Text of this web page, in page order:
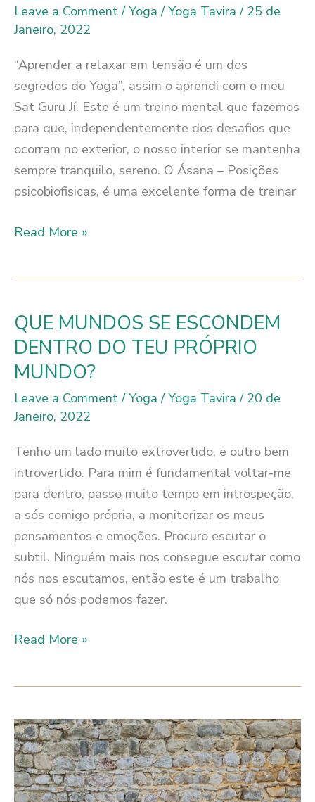
Leave a Comment /Yoga /Yoga Tavira/ 25 de
Janeiro, 2022
“Aprender a relaxar em tensão é um dos
segredos do Yoga”, assim o aprendi com o meu
Sat Guru Jí. Este é um treino mental que fazemos
para que, independentemente dos desafios que
ocorram no exterior, o nosso interior se mantenha
sempre tranquilo, sereno. O Ásana – Posições
psicobiofisicas, é uma excelente forma de treinar
APRENDER
TENSÃO
Read More »
QUE MUNDOS SE ESCONDEM
DENTRO DO TEU PRÓPRIO
MUNDO?
Leave a Comment /Yoga /Yoga Tavira / 20 de
Janeiro, 2022
Tenho um lado muito extrovertido, e outro bem
introvertido. Para mim é fundamental voltar-me
para dentro, passo muito tempo em introspeção,
a sós comigo própria, a monitorizar os meus
pensamentos e emoções. Procuro escutar o
subtil. Ninguém mais nos consegue escutar como
nós nos escutamos, então este é um trabalho
que só nós podemos fazer.
QUE
DENTRO
DO
TEU
PRÓPRIO
Read More »